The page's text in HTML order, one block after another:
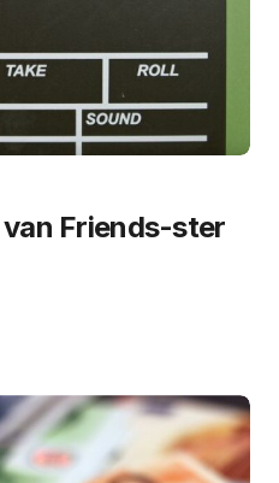
Friends-ster